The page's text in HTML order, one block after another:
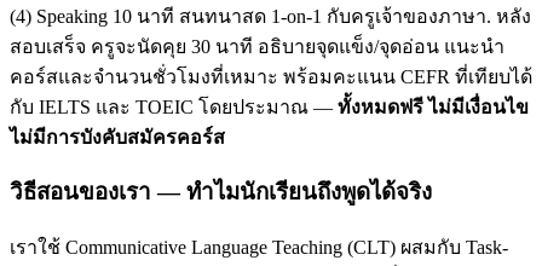
(4) Speaking 10 นาที สนทนาสด 1-on-1 กับครูเจ้าของภาษา. หลัง
สอบเสร็จ ครูจะนัดคุย 30 นาที อธิบายจุดแข็ง/จุดอ่อน แนะนำ
คอร์สและจำนวนชั่วโมงที่เหมาะ พร้อมคะแนน CEFR ที่เทียบได้
กับ IELTS และ TOEIC โดยประมาณ — ทั้งหมดฟรี ไม่มีเงื่อนไข
ไม่มีการบังคับสมัครคอร์ส
วิธีสอนของเรา — ทำไมนักเรียนถึงพูดได้จริง
เราใช้ Communicative Language Teaching (CLT) ผสมกับ Task-